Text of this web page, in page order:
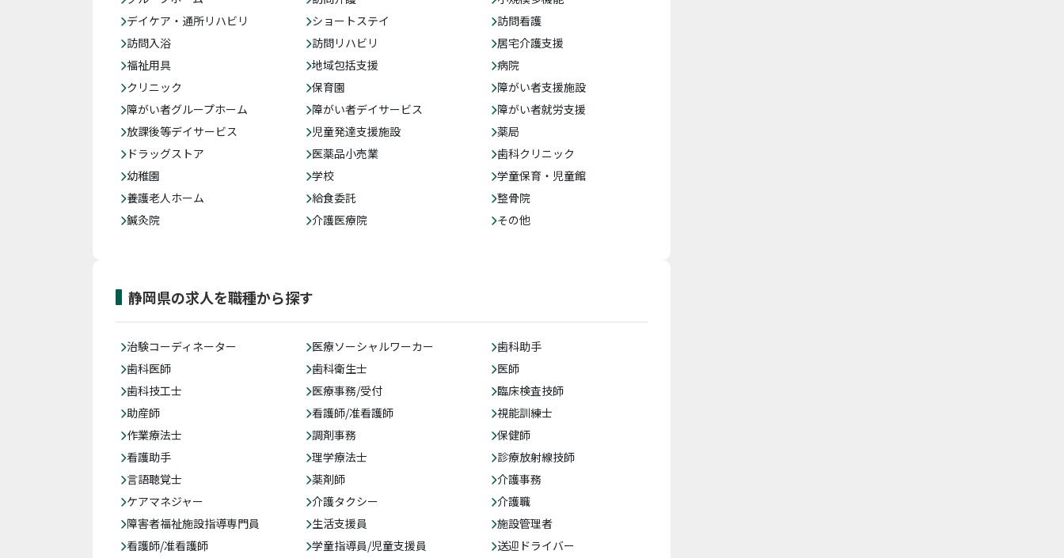
デイケア・通所リハビリ
ショートステイ
訪問看護
訪問入浴
訪問リハビリ
居宅介護支援
福祉用具
地域包括支援
病院
クリニック
保育園
障がい者支援施設
障がい者グループホーム
障がい者デイサービス
障がい者就労支援
放課後等デイサービス
児童発達支援施設
薬局
ドラッグストア
医薬品小売業
歯科クリニック
幼稚園
学校
学童保育・児童館
養護老人ホーム
給食委託
整骨院
鍼灸院
介護医療院 その他
静岡県の求人を職種から探す
治験コーディネーター 医療ソーシャルワーカー
歯科助手
歯科医師
歯科衛生士
医師
歯科技工士
医療事務/受付
臨床検査技師
助産師
看護師/准看護師
視能訓練士
作業療法士
調剤事務
保健師
看護助手
理学療法士
診療放射線技師
言語聴覚士
薬剤師
介護事務
ケアマネジャー
介護タクシー
介護職
障害者福祉施設指導専門員
生活支援員
施設管理者
看護師/准看護師
学童指導員/児童支援員
送迎ドライバー